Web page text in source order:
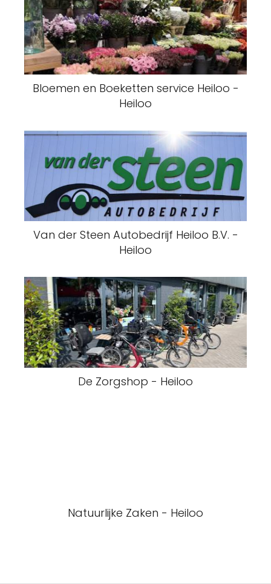
Bloemen en Boeketten service Heiloo -
Heiloo
Van der Steen Autobedrijf Heiloo B.V. -
Heiloo
De Zorgshop - Heiloo
Natuurlijke Zaken - Heiloo